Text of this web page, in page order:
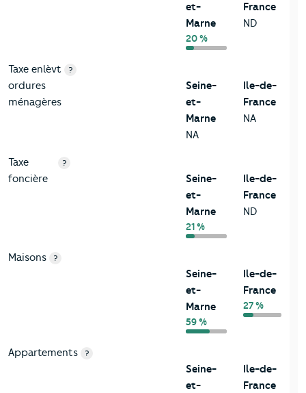
et-
Marne
20 %
France
ND
Taxe enlèvt
ordures
ménagères
?
Seine-
et-
Marne
NA
Ile-de-
France
NA
Taxe
foncière
?
Seine-
et-
Marne
21 %
Ile-de-
France
ND
Maisons ?
Seine-
et-
Marne
59 %
Ile-de-
France
27 %
Appartements ?
Seine-
et-
Ile-de-
France